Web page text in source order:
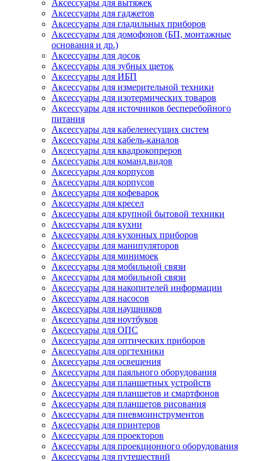
Аксессуары для вытяжек
Аксессуары для гаджетов
Аксессуары для гладильных приборов
Аксессуары для домофонов (БП, монтажные
основания и др.)
Аксессуары для досок
Аксессуары для зубных щеток
Аксессуары для ИБП
Аксессуары для измерительной техники
Аксессуары для изотермических товаров
Аксессуары для источников бесперебойного
питания
Аксессуары для кабеленесущих систем
Аксессуары для кабель-каналов
Аксессуары для квадрокопреров
Аксессуары для команд.видов
Аксессуары для корпусов
Аксессуары для корпусов
Аксессуары для кофеварок
Аксессуары для кресел
Аксессуары для крупной бытовой техники
Аксессуары для кухни
Аксессуары для кухонных приборов
Аксессуары для манипуляторов
Аксессуары для минимоек
Аксессуары для мобильной связи
Аксессуары для мобильной связи
Аксессуары для накопителей информации
Аксессуары для насосов
Аксессуары для наушников
Аксессуары для ноутбуков
Аксессуары для ОПС
Аксессуары для оптических приборов
Аксессуары для оргтехники
Аксессуары для освещения
Аксессуары для паяльного оборудования
Аксессуары для планшетных устройств
Аксессуары для планшетов и смартфонов
Аксессуары для планшетов рисования
Аксессуары для пневмоинструментов
Аксессуары для принтеров
Аксессуары для проекторов
Аксессуары для проекционного оборудования
Аксессуары для путешествий